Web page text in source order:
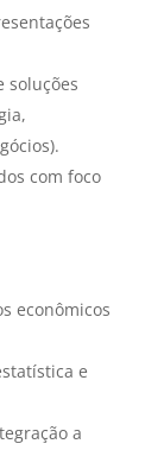
soluções
com foco
econômicos
e
a